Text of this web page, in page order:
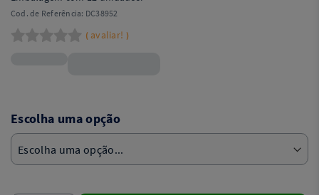
Cod. de Referência: DC38952
( avaliar! )
Escolha uma opção